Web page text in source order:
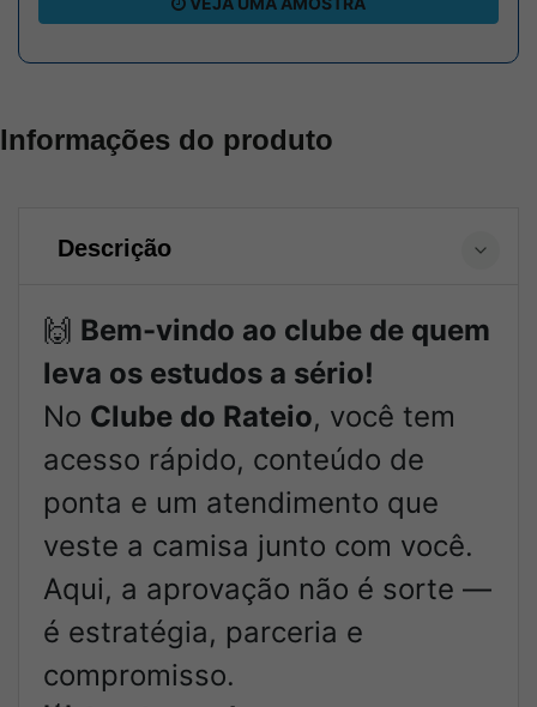
Informações do produto
Descrição
🙌 Bem-vindo ao clube de quem
leva os estudos a sério!
No Clube do Rateio, você tem
acesso rápido, conteúdo de
ponta e um atendimento que
veste a camisa junto com você.
Aqui, a aprovação não é sorte —
é estratégia, parceria e
compromisso.